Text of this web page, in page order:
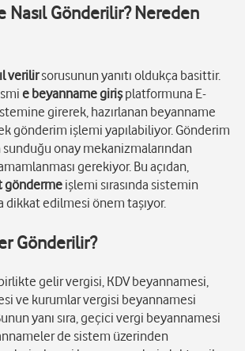
Nasıl Gönderilir? Nereden
verilirsorusunun yanıtı oldukça basittir.
e beyanname girişplatformuna E-
girerek, hazırlanan beyanname
gönderim işlemi yapılabiliyor. Gönderim
sunduğu onay mekanizmalarından
gerekiyor. Bu açıdan,
gönderme işlemi sırasında sistemin
edilmesi önem taşıyor.
Gönderilir?
gelir vergisi, KDV beyannamesi,
ve kurumlar vergisi beyannamesi
yanı sıra, geçici vergi beyannamesi
de sistem üzerinden